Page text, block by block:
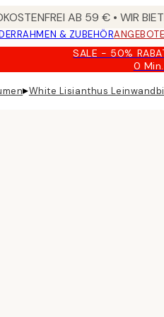
AB 59 € • WIR
RAHMEN & ZUBEHÖR
SALE - 50%
0 Min.
▸White Lisianthus